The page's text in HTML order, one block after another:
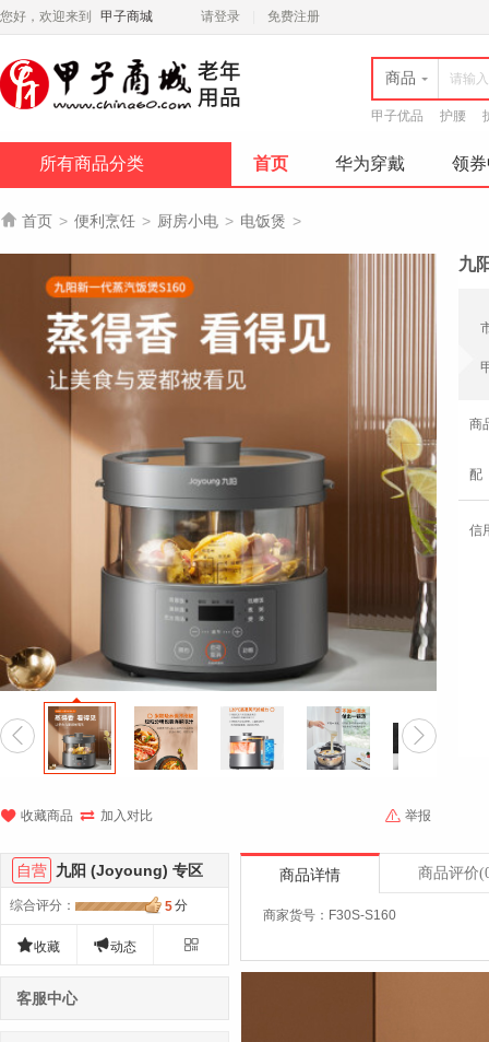
您好，欢迎来到 甲子商城 请登录 免费注册
商品
甲子优品 护腰
所有商品分类 首页 华为穿戴 领
 首页 > 便利烹饪 > 厨房小电 > 电饭煲 >
 
 收藏商品  加入对比  举报
九
商
信
商品详情 商品评价
商家货号：F30S-S160
自营 九阳 (Joyoung) 专区
综合评分 ： 5分
收藏 动态 
客服中心